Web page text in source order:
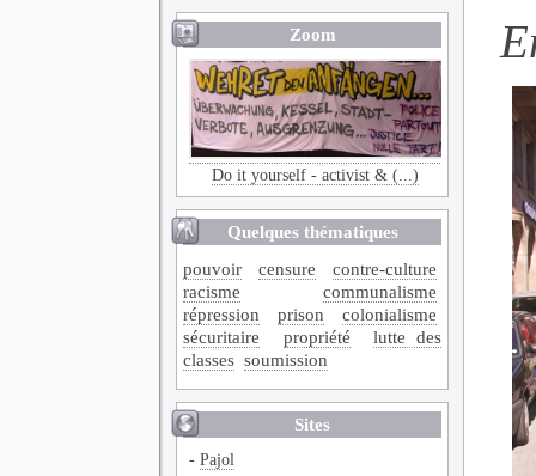
Zoom
Do it yourself - activist & (...)
Quelques thématiques
pouvoir
censure
contre-culture
racisme
communalisme
répression
prison
colonialisme
sécuritaire
propriété
lutte des
classes soumission
Sites
-Pajol